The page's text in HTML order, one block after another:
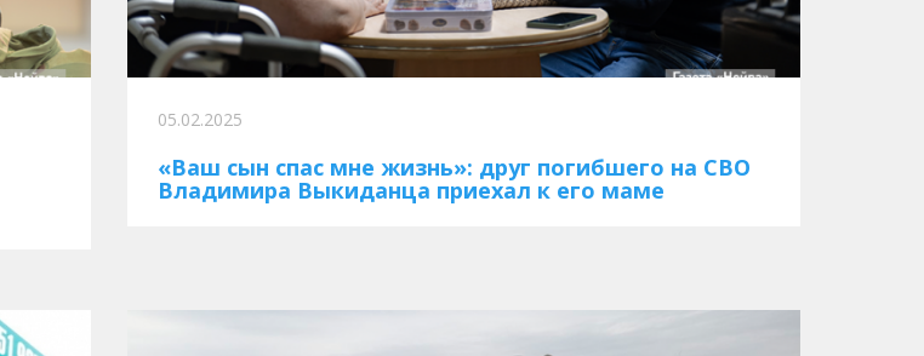
05.02.2025
«Ваш сын спас мне жизнь»: друг погибшего на СВО
Владимира Выкиданца приехал к его маме